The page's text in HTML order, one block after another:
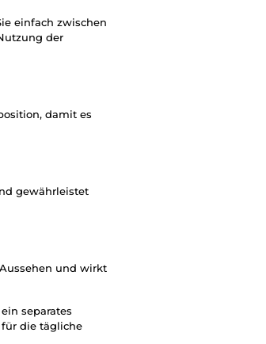
einfach zwischen
der
damit es
gewährleistet
und wirkt
separates
die tägliche